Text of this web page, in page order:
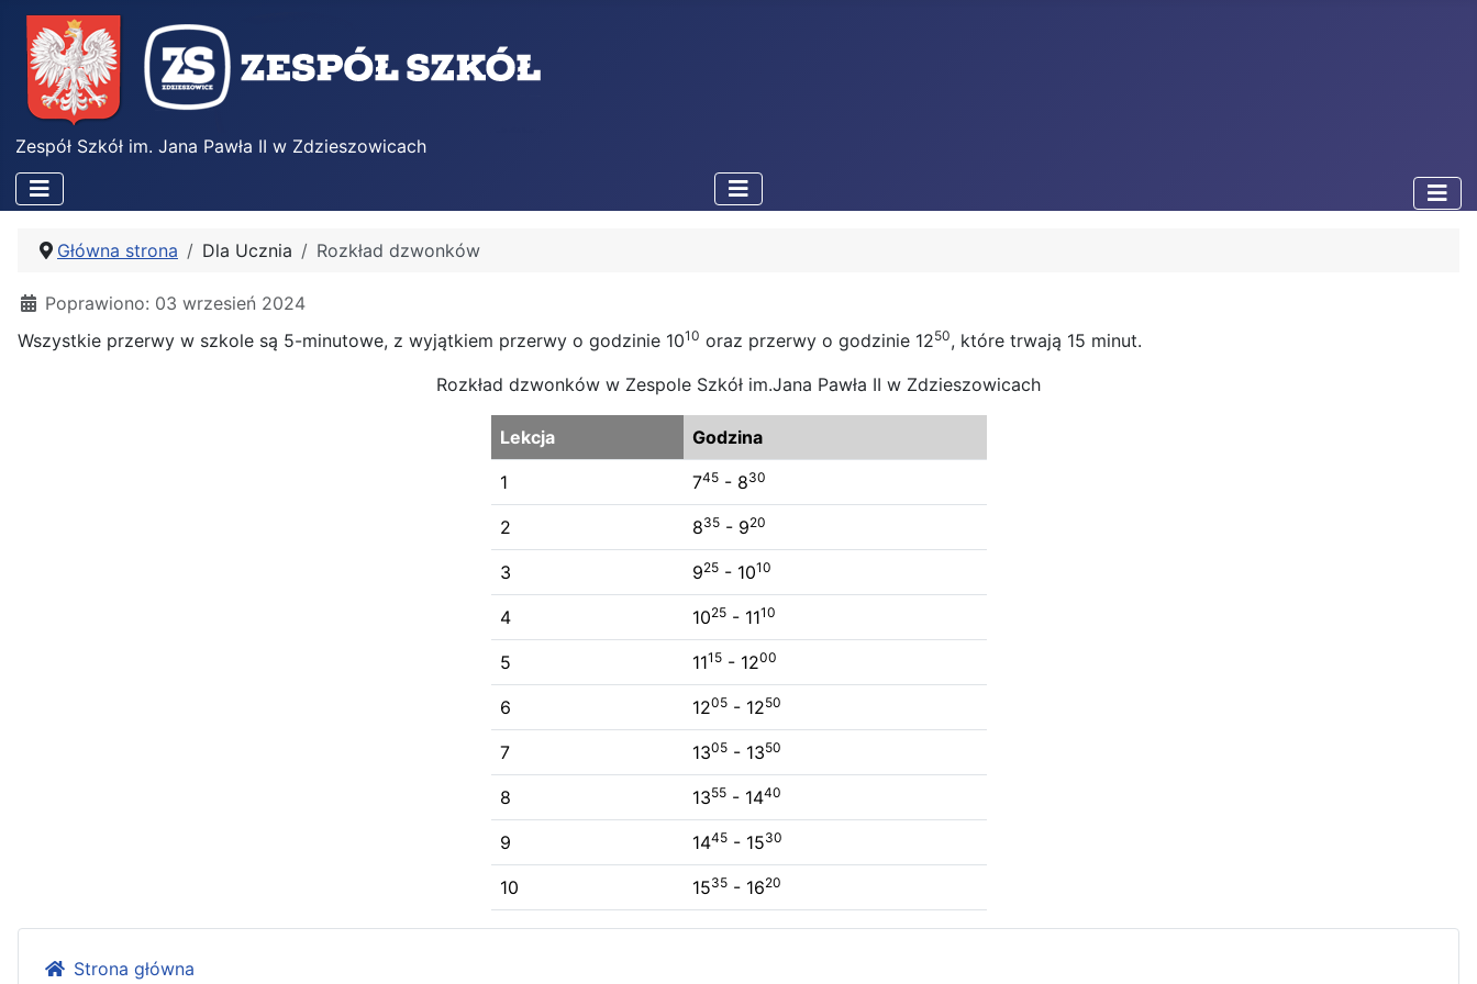
Zespół Szkół im. Jana Pawła II w Zdzieszowicach
Główna strona Dla Ucznia Rozkład dzwonków
Poprawiono: 03 wrzesień 2024
Wszystkie przerwy w szkole są 5-minutowe, z wyjątkiem przerwy o godzinie 1010 oraz przerwy o godzinie 1250, które trwają 15 minut.
Rozkład dzwonków w Zespole Szkół im.Jana Pawła II w Zdzieszowicach
Lekcja Godzina
1 745- 830
2 835- 920
3 925- 1010
4 1025- 1110
5 1115- 1200
6 1205- 1250
7 1305- 1350
8 1355- 1440
9 1445- 1530
10 1535- 1620
Strona główna